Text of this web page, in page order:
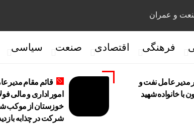
و عمران
فرهنگی اقتصادی صنعت سیاسی
مدیر عامل نفت و
با خانواده شهید
قائم مقام
امور اداری و مالی
خوزستان از موکب
شرکت در چذابه